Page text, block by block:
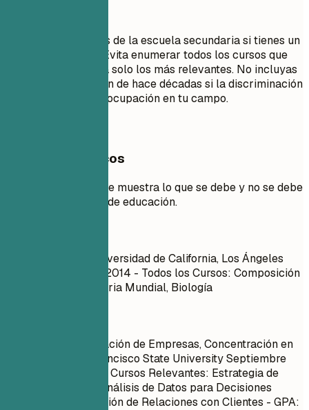
No incluyas detalles de la escuela secundaria si tienes un
título universitario. Evita enumerar todos los cursos que
tomaste; selecciona solo los más relevantes. No incluyas
fechas de graduación de hace décadas si la discriminación
por edad es una preocupación en tu campo.
Ejemplos prácticos
Ejemplo práctico que muestra lo que se debe y no se debe
hacer en la sección de educación.
Grado en Artes | Universidad de California, Los Ángeles
Junio 2010 – Junio 2014 - Todos los Cursos: Composición
en Inglés I y II, Historia Mundial, Biología
Grado en Administración de Empresas, Concentración en
Marketing | San Francisco State University Septiembre
2013 – Mayo 2017 - Cursos Relevantes: Estrategia de
Marketing Digital, Análisis de Datos para Decisiones
Empresariales, Gestión de Relaciones con Clientes - GPA: